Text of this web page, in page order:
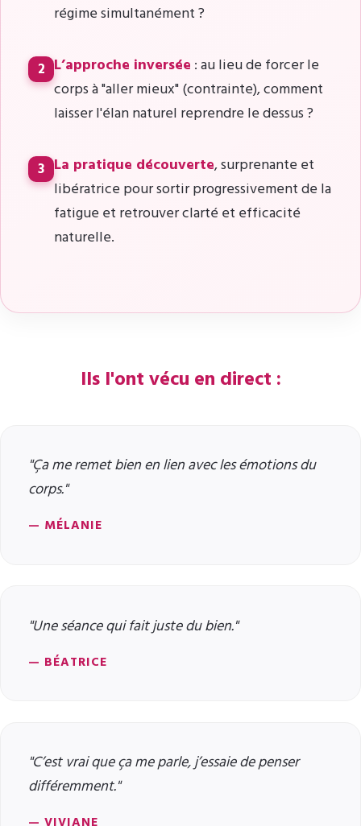
régime simultanément ?
2 L’approche inversée : au lieu de forcer le
corps à "aller mieux" (contrainte), comment
laisser l'élan naturel reprendre le dessus ?
3 La pratique découverte, surprenante et
libératrice pour sortir progressivement de la
fatigue et retrouver clarté et efficacité
naturelle.
Ils l'ont vécu en direct :
"Ça me remet bien en lien avec les émotions du
corps."
— MÉLANIE
"Une séance qui fait juste du bien."
— BÉATRICE
"C’est vrai que ça me parle, j’essaie de penser
différemment."
— VIVIANE